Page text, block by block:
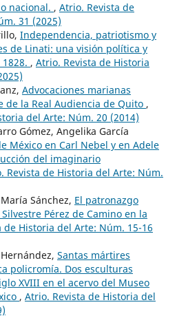
nacional. , Atrio. Revista de
31 (2025)
Independencia, patriotismo y
de Linati: una visión política y
, Atrio. Revista de Historia
Advocaciones marianas
de la Real Audiencia de Quito ,
del Arte: Núm. 20 (2014)
Gómez, Angelika García
México en Carl Nebel y en Adele
del imaginario
Revista de Historia del Arte: Núm.
Sánchez, El patronazgo
Pérez de Camino en la
de Historia del Arte: Núm. 15-16
Santas mártires
policromía. Dos esculturas
XVIII en el acervo del Museo
, Atrio. Revista de Historia del